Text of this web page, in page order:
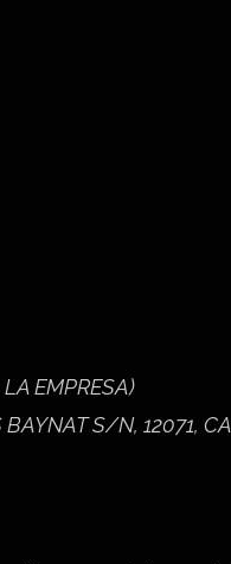
EMPRESA)
BAYNAT S/N, 12071,